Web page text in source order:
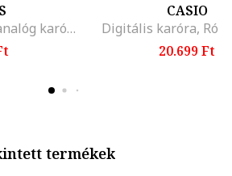
Project Two logós analóg karóra, Ezüstszín/Sötétszürke
CASIO
Digitális karóra,
20.699 Ft
termékek